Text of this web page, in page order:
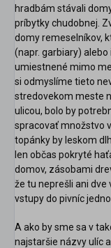
hradbám stávali
príbytky chudobnej.
domy remeselníkov,
(napr. garbiary)
umiestnené mimo
si odmyslíme tieto
stredovekom meste
ulicou, bolo by
spracovať množstvo
topánky by leskom
len občas pokryté
domov, zásobami
že tu neprešli ani dve
vstupy do pivníc
A ako by sme sa v
najstaršie názvy ulíc